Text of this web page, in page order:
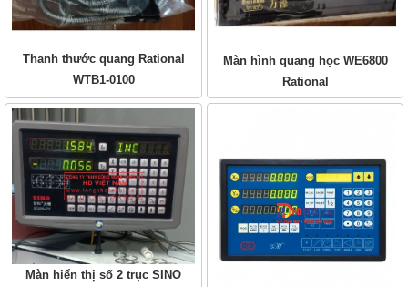
Thanh thước quang Rational
WTB1-0100
Màn hình quang học WE6800
Rational
Màn hiển thị số 2 trục SINO